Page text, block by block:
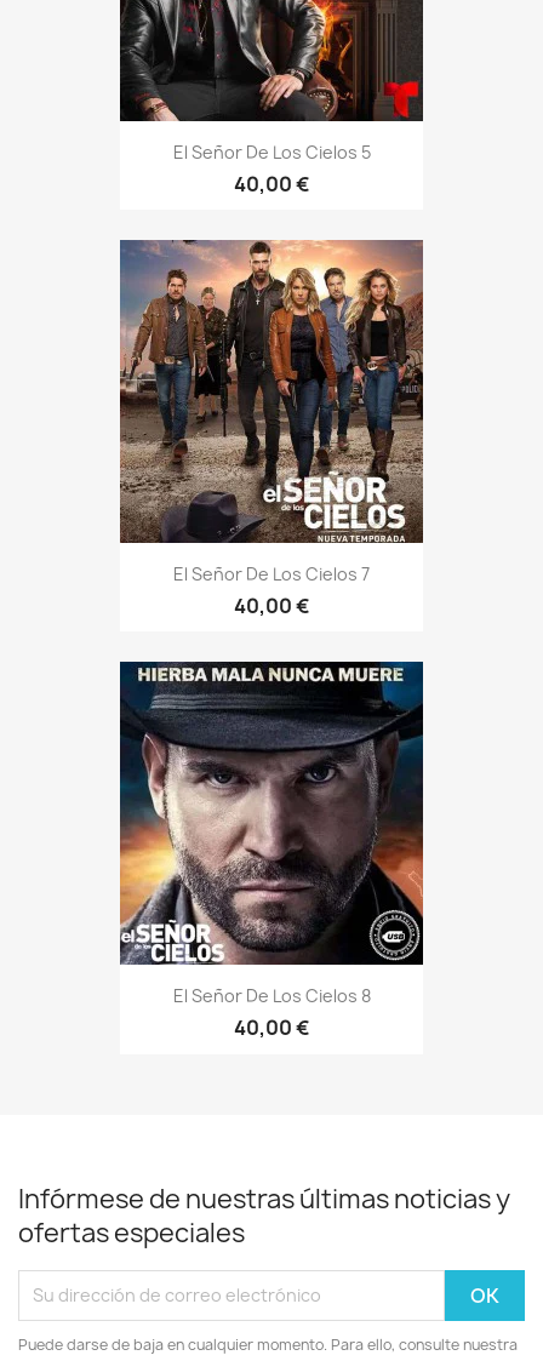
El Señor De Los Cielos 5
40,00 €
El Señor De Los Cielos 7
40,00 €
El Señor De Los Cielos 8
40,00 €
Infórmese de nuestras últimas noticias y
ofertas especiales
Puede darse de baja en cualquier momento. Para ello, consulte nuestra